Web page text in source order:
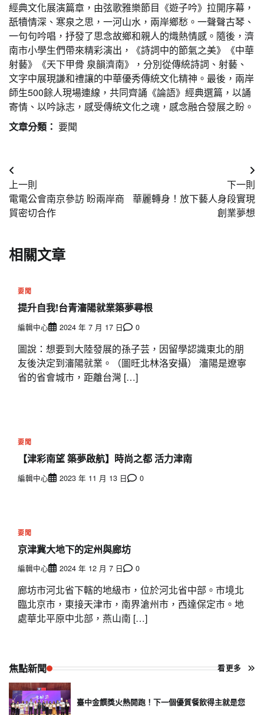
經典文化展演篇章，由弦歌雅樂節目《遊子吟》拉開序幕，
舐犢情深、寒泉之思，一河山水，兩岸鄉愁。一聲聲古琴、
一句句吟唱，抒發了思念故鄉和親人的熾熱情感。隨後，濟
南市小學生們帶來精彩演出，《詩詞中的節氣之美》《中華
射藝》《天下甲骨 泉韻濟南》，分別從傳統詩詞、射藝、
文字中展現謙和禮讓的中華優秀傳統文化精神。最後，兩岸
師生500餘人現場連線，共同齊誦《論語》經典選篇，以誦
寄情、以吟詠志，感受傳統文化之魂，感念融合發展之盼。
文章分類： 要聞
文
章
導
上一則
電電公會南京參訪 盼兩岸商
貿密切合作
下一則
華麗轉身！放下藝人身段實現
創業夢想
相關文章
要聞
提升自我!台青瀋陽就業築夢尋根
編輯中心 2024 年 7 月 17 日 0
圖說：想要到大陸發展的孫子芸，因留學認識東北的朋
友後決定到瀋陽就業。（圖旺北林洛安攝） 瀋陽是遼寧
省的省會城市，距離台灣 […]
要聞
【津彩南望 築夢啟航】時尚之都 活力津南
編輯中心 2023 年 11 月 13 日 0
要聞
京津冀大地下的定州與廊坊
編輯中心 2024 年 12 月 7 日 0
廊坊市河北省下轄的地級市，位於河北省中部。市境北
臨北京市，東接天津市，南界滄州市，西達保定市。地
處華北平原中北部，燕山南 […]
焦點新聞 看更多
臺中金饌獎火熱開跑！下一個優質餐飲得主就是您